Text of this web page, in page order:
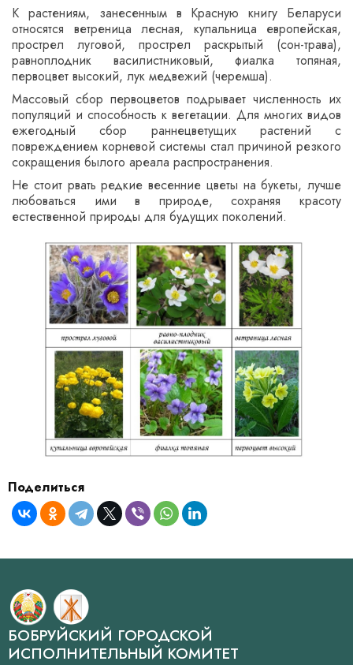
К растениям, занесенным в Красную книгу Беларуси
относятся ветреница лесная, купальница европейская,
прострел луговой, прострел раскрытый (сон-трава),
равноплодник василистниковый, фиалка топяная,
первоцвет высокий, лук медвежий (черемша).
Массовый сбор первоцветов подрывает численность их
популяций и способность к вегетации. Для многих видов
ежегодный сбор раннецветущих растений с
повреждением корневой системы стал причиной резкого
сокращения былого ареала распространения.
Не стоит рвать редкие весенние цветы на букеты, лучше
любоваться ими в природе, сохраняя красоту
естественной природы для будущих поколений.
Поделиться
БОБРУЙСКИЙ ГОРОДСКОЙ
ИСПОЛНИТЕЛЬНЫЙ КОМИТЕТ